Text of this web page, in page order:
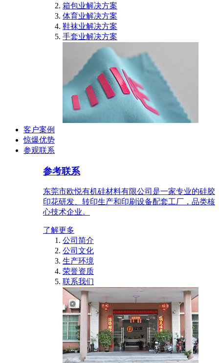
箱包业解决方案
体育业解决方案
鞋袜业解决方案
手套业解决方案
客户案例
惊爆优势
参观联系
参考联系
东莞市欧悦有机硅材料有限公司是一家专业的硅胶
印花研发、转印生产和印刷设备配套工厂，品类核
心技术企业。
了解更多
公司简介
公司文化
生产环境
荣誉资质
联系我们